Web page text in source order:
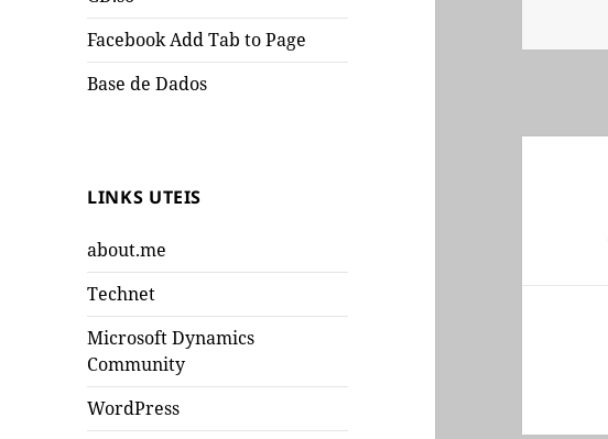
Facebook Add Tab to Page
Base de Dados
LINKS UTEIS
about.me
Technet
Microsoft Dynamics
Community
WordPress